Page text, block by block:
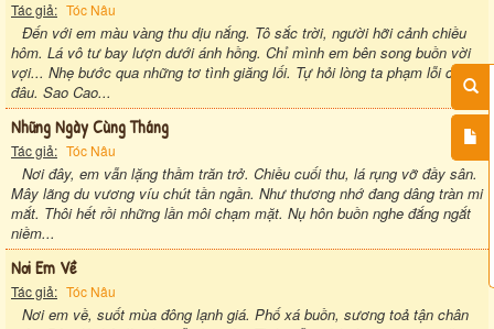
Tác giả: Tóc Nâu
Đến với em màu vàng thu dịu nắng. Tô sắc trời, người hỡi cảnh chiều
hôm. Lá vô tư bay lượn dưới ánh hồng. Chỉ mình em bên song buồn vời
vợi... Nhẹ bước qua những tơ tình giăng lối. Tự hỏi lòng ta phạm lỗi chi
đâu. Sao Cao...
Những Ngày Cùng Tháng
Tác giả: Tóc Nâu
Nơi đây, em vẫn lặng thầm trăn trở. Chiều cuối thu, lá rụng vỡ đầy sân.
Mây lãng du vương víu chút tần ngần. Như thương nhớ đang dâng tràn mi
mắt. Thôi hết rồi những lần môi chạm mặt. Nụ hôn buồn nghe đắng ngắt
niềm...
Nơi Em Về
Tác giả: Tóc Nâu
Nơi em về, suốt mùa đông lạnh giá. Phố xá buồn, sương toả tận chân